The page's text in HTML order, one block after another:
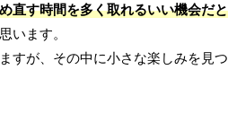
直す時間を多く取れるいい機会だ
います。
すが、その中に小さな楽しみを見